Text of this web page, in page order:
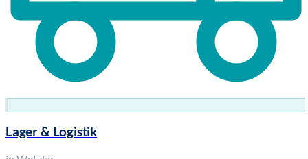
Lager & Logistik